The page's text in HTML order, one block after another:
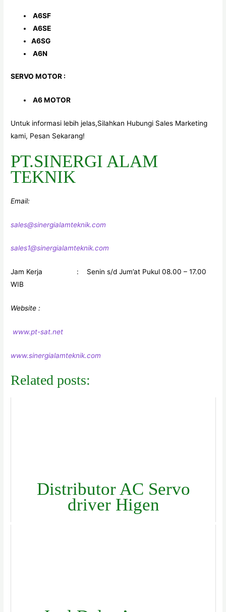
A6SF
A6SE
A6SG
A6N
SERVO MOTOR :
A6 MOTOR
Untuk informasi lebih jelas,Silahkan Hubungi Sales Marketing
kami, Pesan Sekarang!
PT.SINERGI ALAM
TEKNIK
Email:
sales@sinergialamteknik.com
sales1@sinergialamteknik.com
Jam Kerja : Senin s/d Jum’at Pukul 08.00 – 17.00
WIB
Website :
www.pt-sat.net
www.sinergialamteknik.com
Related posts:
Distributor AC Servo
driver Higen